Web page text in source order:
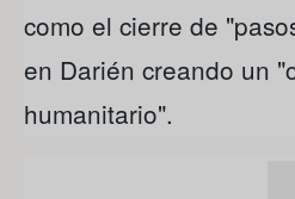
como el cierre de
en Darién creando un
humanitario".